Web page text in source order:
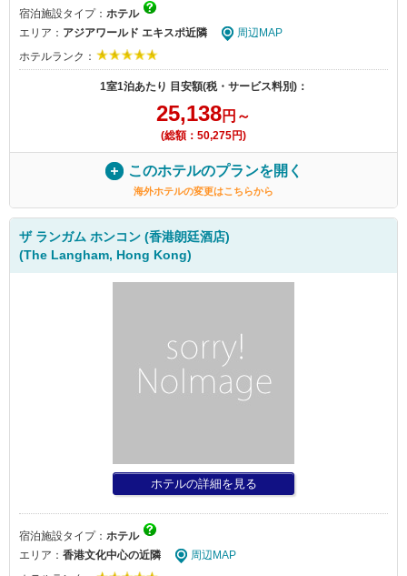
宿泊施設タイプ： ホテル
エリア： アジアワールド エキスポ近隣
周辺MAP
ホテルランク：
1室1泊あたり 目安額(税・サービス料別)：
25,138円～
(総額：50,275円)
このホテルのプランを開く
海外ホテルの変更はこちらから
ザ ランガム ホンコン (香港朗廷酒店)
(The Langham, Hong Kong)
ホテルの詳細を見る
宿泊施設タイプ： ホテル
エリア： 香港文化中心の近隣
周辺MAP